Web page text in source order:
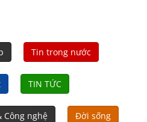
Tin trong nước
TIN TỨC
Công nghệ Đời sống